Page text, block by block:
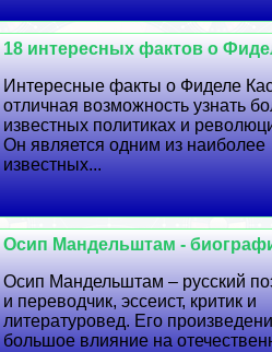
18 интересных фактов о
Интересные факты о Фиделе
отличная возможность узнать
известных политиках и
Он является одним из наиболее
известных...
Осип Maндельштам -
Осип Maндельштам – русский
и переводчик, эссеист, критик и
литературовед. Его
большое влияние на